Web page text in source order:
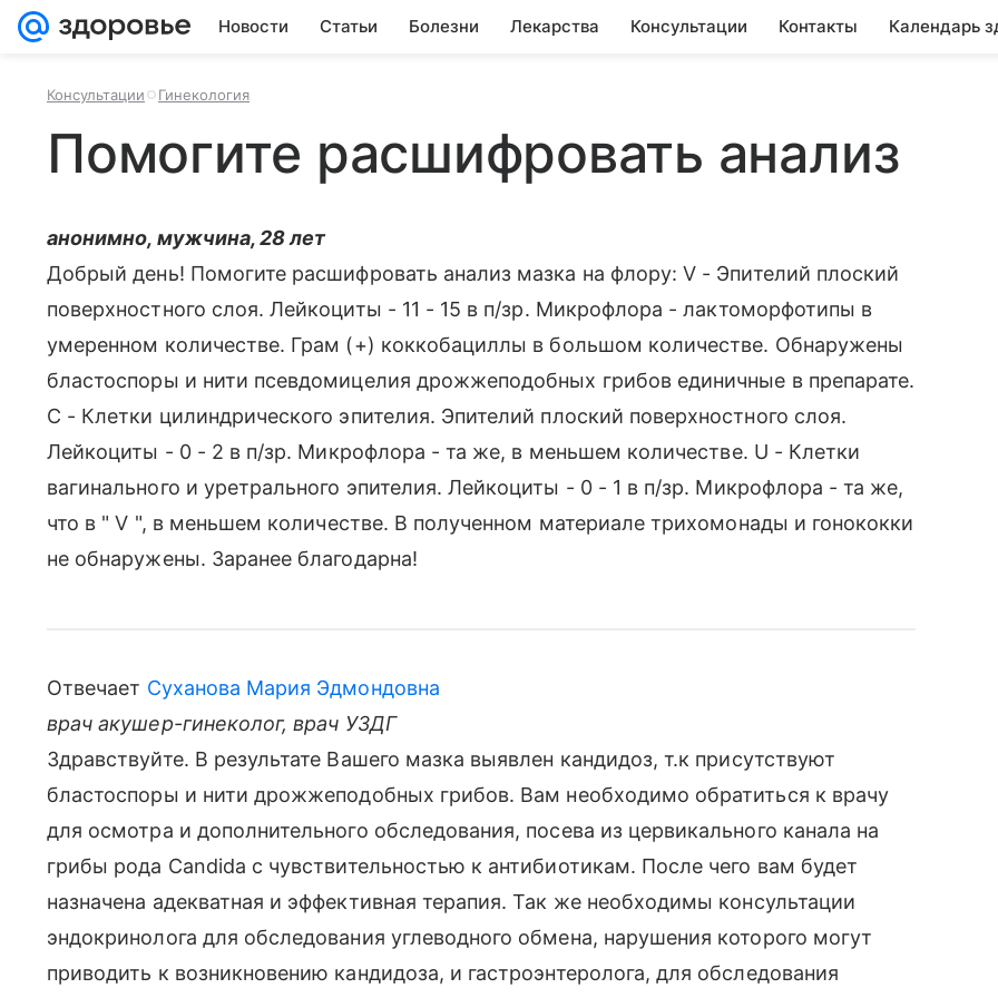
Новости Статьи Болезни Лекарства Консультации Контакты Календарь
Консультации Гинекология
Помогите расшифровать анализ
анонимно, мужчина, 28 лет
Добрый день! Помогите расшифровать анализ мазка на флору: V - Эпителий плоский
поверхностного слоя. Лейкоциты - 11 - 15 в п/зр. Микрофлора - лактоморфотипы в
умеренном количестве. Грам (+) коккобациллы в большом количестве. Обнаружены
бластоспоры и нити псевдомицелия дрожжеподобных грибов единичные в препарате.
С - Клетки цилиндрического эпителия. Эпителий плоский поверхностного слоя.
Лейкоциты - 0 - 2 в п/зр. Микрофлора - та же, в меньшем количестве. U - Клетки
вагинального и уретрального эпителия. Лейкоциты - 0 - 1 в п/зр. Микрофлора - та же,
что в " V ", в меньшем количестве. В полученном материале трихомонады и гонококки
не обнаружены. Заранее благодарна!
Отвечает Суханова Мария Эдмондовна
врач акушер-гинеколог, врач УЗДГ
Здравствуйте. В результате Вашего мазка выявлен кандидоз, т.к присутствуют
бластоспоры и нити дрожжеподобных грибов. Вам необходимо обратиться к врачу
для осмотра и дополнительного обследования, посева из цервикального канала на
грибы рода Candida с чувствительностью к антибиотикам. После чего вам будет
назначена адекватная и эффективная терапия. Так же необходимы консультации
эндокринолога для обследования углеводного обмена, нарушения которого могут
приводить к возникновению кандидоза, и гастроэнтеролога, для обследования